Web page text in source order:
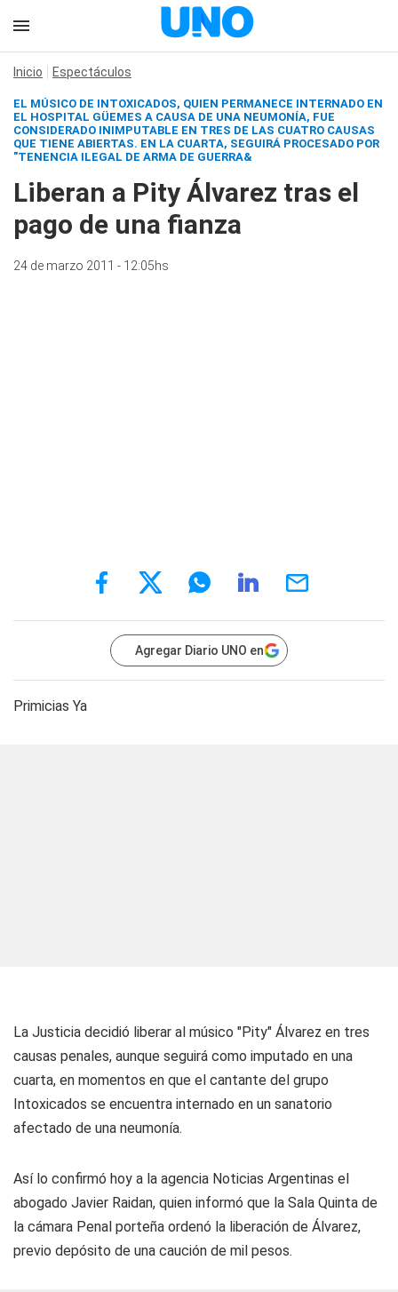
Inicio Espectáculos
EL MÚSICO DE INTOXICADOS, QUIEN PERMANECE INTERNADO EN
EL HOSPITAL GÜEMES A CAUSA DE UNA NEUMONÍA, FUE
CONSIDERADO INIMPUTABLE EN TRES DE LAS CUATRO CAUSAS
QUE TIENE ABIERTAS. EN LA CUARTA, SEGUIRÁ PROCESADO POR
"TENENCIA ILEGAL DE ARMA DE GUERRA&
Liberan a Pity Álvarez tras el
pago de una fianza
24 de marzo 2011 - 12:05hs
Agregar Diario UNO en
Primicias Ya
La Justicia decidió liberar al músico "Pity" Álvarez en tres
causas penales, aunque seguirá como imputado en una
cuarta, en momentos en que el cantante del grupo
Intoxicados se encuentra internado en un sanatorio
afectado de una neumonía.
Así lo confirmó hoy a la agencia Noticias Argentinas el
abogado Javier Raidan, quien informó que la Sala Quinta de
la cámara Penal porteña ordenó la liberación de Álvarez,
previo depósito de una caución de mil pesos.